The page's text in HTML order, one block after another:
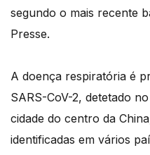
segundo o mais recente
Presse.
A doença respiratória é
SARS-CoV-2, detetado
cidade do centro da
identificadas em vários